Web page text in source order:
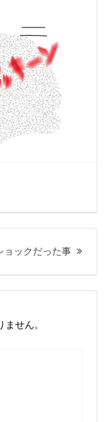
ョックだった事
次
せん。